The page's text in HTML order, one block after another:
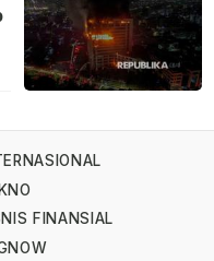
FINANSIAL